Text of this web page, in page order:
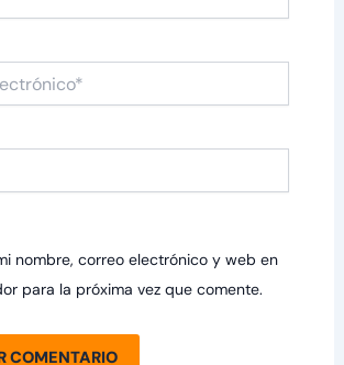
nombre, correo electrónico y web en
para la próxima vez que comente.